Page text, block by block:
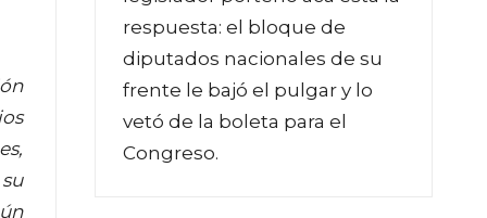
respuesta: el bloque de
diputados nacionales de su
frente le bajó el pulgar y lo
vetó de la boleta para el
Congreso.